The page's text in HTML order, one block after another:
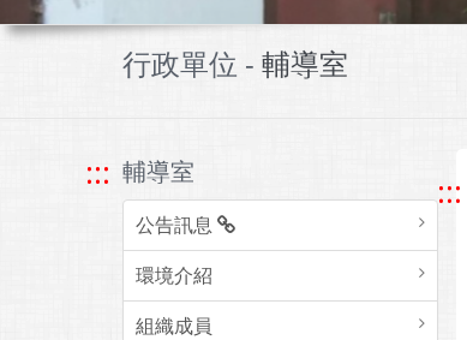
行政單位 - 輔導室
::: 輔導室
公告訊息
環境介紹
組織成員
:::